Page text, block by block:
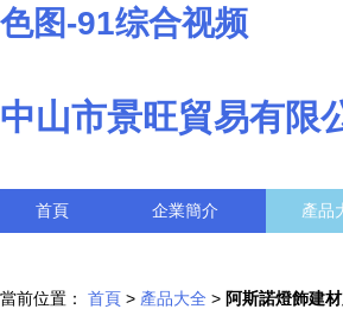
色图-91综合视频
中山市景旺貿易有限
首頁 企業簡介 產品
當前位置： 首頁 > 產品大全 > 阿斯諾燈飾建